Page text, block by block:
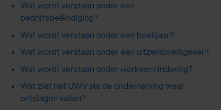
Wat wordt verstaan onder een
bedrijfsbeëindiging?
Wat wordt verstaan onder een boekjaar?
Wat wordt verstaan onder een uitzendwerkgever?
Wat wordt verstaan onder werkvermindering?
Wat ziet het UWV als de onderneming waar
ontslagen vallen?